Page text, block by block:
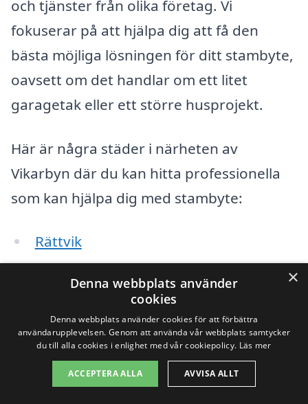
och tjänster från olika företag. Vi
fokuserar på att hjälpa dig att få den
bästa möjliga lösningen för ditt stambyte,
oavsett om det handlar om ett litet
garagetak eller ett större husprojekt.
Här är några städer i närheten av
Vikarbyn där du kan hitta professionella
som kan hjälpa dig med stambyte:
Rättvik
Leksand
Falun
Tällberg
×
Denna webbplats använder
cookies
Denna webbplats använder cookies för att förbättra
användarupplevelsen. Genom att använda vår webbplats samtycker
du till alla cookies i enlighet med vår cookiepolicy. Läs mer
ACCEPTERA ALLA AVVISA ALLT